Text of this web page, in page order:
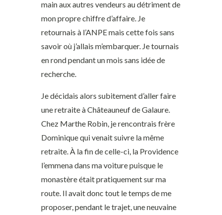
main aux autres vendeurs au détriment de
mon propre chiffre d’affaire. Je
retournais à l’ANPE mais cette fois sans
savoir où j’allais m’embarquer. Je tournais
en rond pendant un mois sans idée de
recherche.
Je décidais alors subitement d’aller faire
une retraite à Châteauneuf de Galaure.
Chez Marthe Robin, je rencontrais frère
Dominique qui venait suivre la même
retraite. À la fin de celle-ci, la Providence
l’emmena dans ma voiture puisque le
monastère était pratiquement sur ma
route. Il avait donc tout le temps de me
proposer, pendant le trajet, une neuvaine